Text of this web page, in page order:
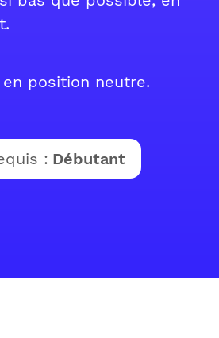
position neutre.
: Débutant